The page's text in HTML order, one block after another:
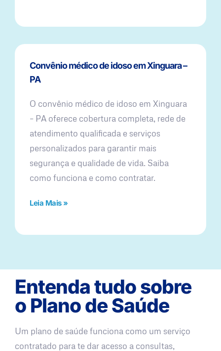
Convênio médico de idoso em Xinguara –
PA
O convênio médico de idoso em Xinguara
– PA oferece cobertura completa, rede de
atendimento qualificada e serviços
personalizados para garantir mais
segurança e qualidade de vida. Saiba
como funciona e como contratar.
Leia Mais »
Entenda tudo sobre
o Plano de Saúde
Um plano de saúde funciona como um serviço
contratado para te dar acesso a consultas,